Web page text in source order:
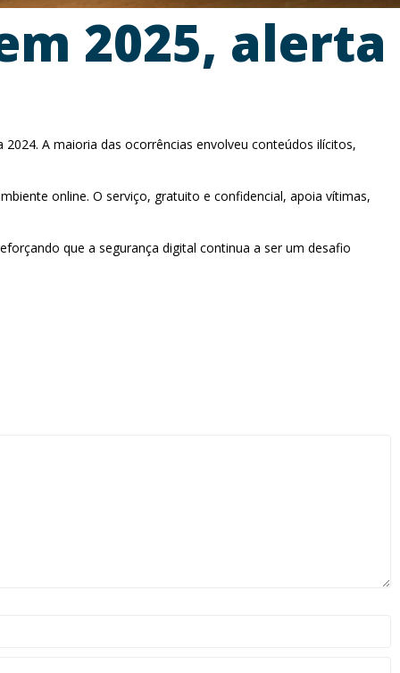
2025, alerta
A maioria das ocorrências envolveu conteúdos ilícitos,
online. O serviço, gratuito e confidencial, apoia vítimas,
que a segurança digital continua a ser um desafio